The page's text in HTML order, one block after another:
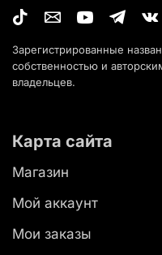
Зарегистрированные
собственностью и
владельцев.
Карта сайта
Магазин
Мой аккаунт
Мои заказы